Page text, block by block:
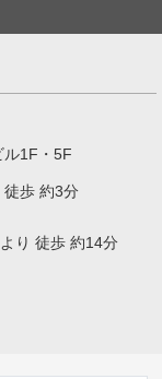
ル1F・5F
徒歩 約3分
り 徒歩 約14分